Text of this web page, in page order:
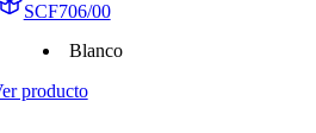
SCF706/00
Blanco
producto